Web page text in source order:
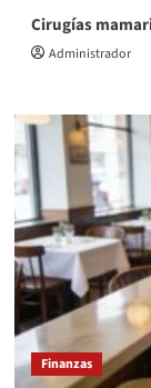
Cirugías
Administrador
Finanzas